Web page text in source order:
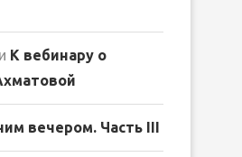
К вебинару о
вечером. Часть III